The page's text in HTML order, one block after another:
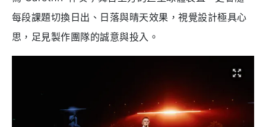
每段課題切換日出、日落與晴天效果，視覺設計極具心
思，足見製作團隊的誠意與投入。